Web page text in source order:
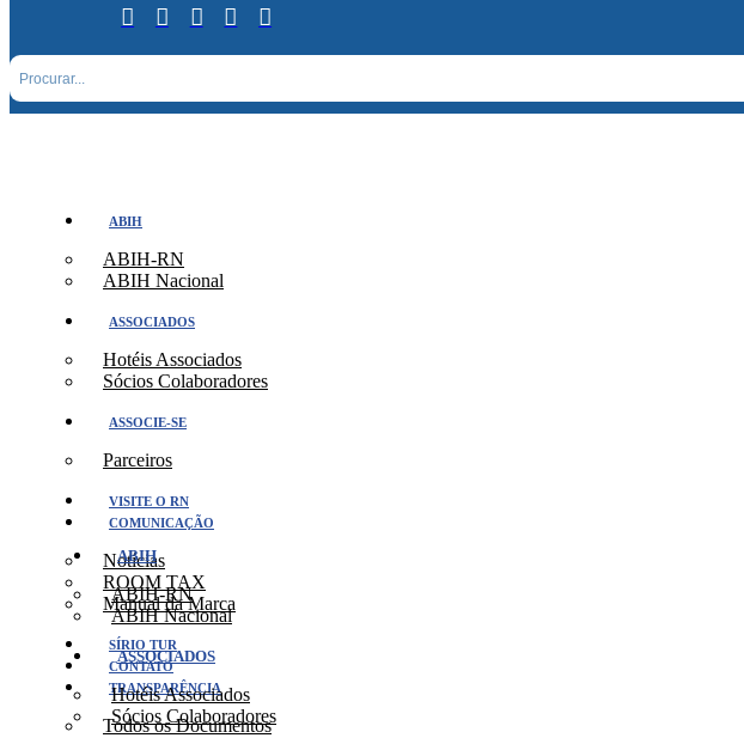
ABIH
ABIH-RN
ABIH Nacional
ASSOCIADOS
Hotéis Associados
Sócios Colaboradores
ASSOCIE-SE
Parceiros
VISITE O RN
COMUNICAÇÃO
Notícias
ROOM TAX
Manual da Marca
SÍRIO TUR
CONTATO
TRANSPARÊNCIA
Todos os Documentos
ABIH
ABIH-RN
ABIH Nacional
ASSOCIADOS
Hotéis Associados
Sócios Colaboradores